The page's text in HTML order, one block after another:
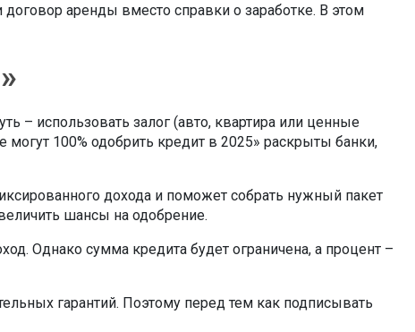
аренды вместо справки о заработке. В этом
– использовать залог (авто, квартира или ценные
могут 100% одобрить кредит в 2025» раскрыты банки,
дохода и поможет собрать нужный пакет
шансы на одобрение.
Однако сумма кредита будет ограничена, а процент –
гарантий. Поэтому перед тем как подписывать